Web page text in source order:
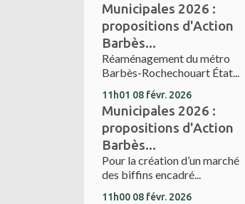
Municipales 2026 :
propositions d'Action
Barbès...
Réaménagement du métro
Barbès-Rochechouart État...
11h01 08 févr. 2026
Municipales 2026 :
propositions d'Action
Barbès...
Pour la création d’un marché
des biffins encadré...
11h00 08 févr. 2026